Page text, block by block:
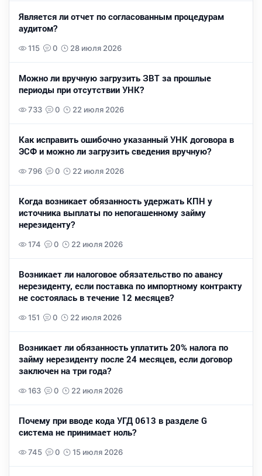
Является ли отчет по согласованным процедурам
аудитом?
115 0 28 июля 2026
Можно ли вручную загрузить ЗВТ за прошлые
периоды при отсутствии УНК?
733 0 22 июля 2026
Как исправить ошибочно указанный УНК договора в
ЭСФ и можно ли загрузить сведения вручную?
796 0 22 июля 2026
Когда возникает обязанность удержать КПН у
источника выплаты по непогашенному займу
нерезиденту?
174 0 22 июля 2026
Возникает ли налоговое обязательство по авансу
нерезиденту, если поставка по импортному контракту
не состоялась в течение 12 месяцев?
151 0 22 июля 2026
Возникает ли обязанность уплатить 20% налога по
займу нерезиденту после 24 месяцев, если договор
заключен на три года?
163 0 22 июля 2026
Почему при вводе кода УГД 0613 в разделе G
система не принимает ноль?
745 0 15 июля 2026